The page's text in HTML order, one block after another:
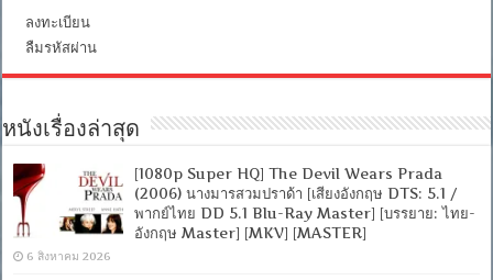
ลงทะเบียน
ลืมรหัสผ่าน
หนังเรื่องล่าสุด
[1080p Super HQ] The Devil Wears Prada
(2006) นางมารสวมปราด้า [เสียงอังกฤษ DTS: 5.1 /
พากย์ไทย DD 5.1 Blu-Ray Master] [บรรยาย: ไทย-
อังกฤษ Master] [MKV] [MASTER]
6 สิงหาคม 2026